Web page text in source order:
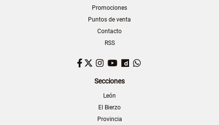
Promociones
Puntos de venta
Contacto
RSS
Facebook
TwitterInstagram
YouTubeDailymotion
Secciones
León
El Bierzo
Provincia